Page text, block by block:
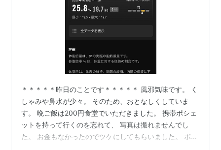
＊＊＊＊＊昨日のことです＊＊＊＊＊ 風邪気味です。 く
しゃみや鼻水が少々。 そのため、おとなしくしていま
す。 晩ご飯は200円食堂でいただきました。 携帯ポシェ
ットを持って行くのを忘れて、 写真は撮れませんでし
た。 お金もなかったのでツケにしてもらいました。 ボケ